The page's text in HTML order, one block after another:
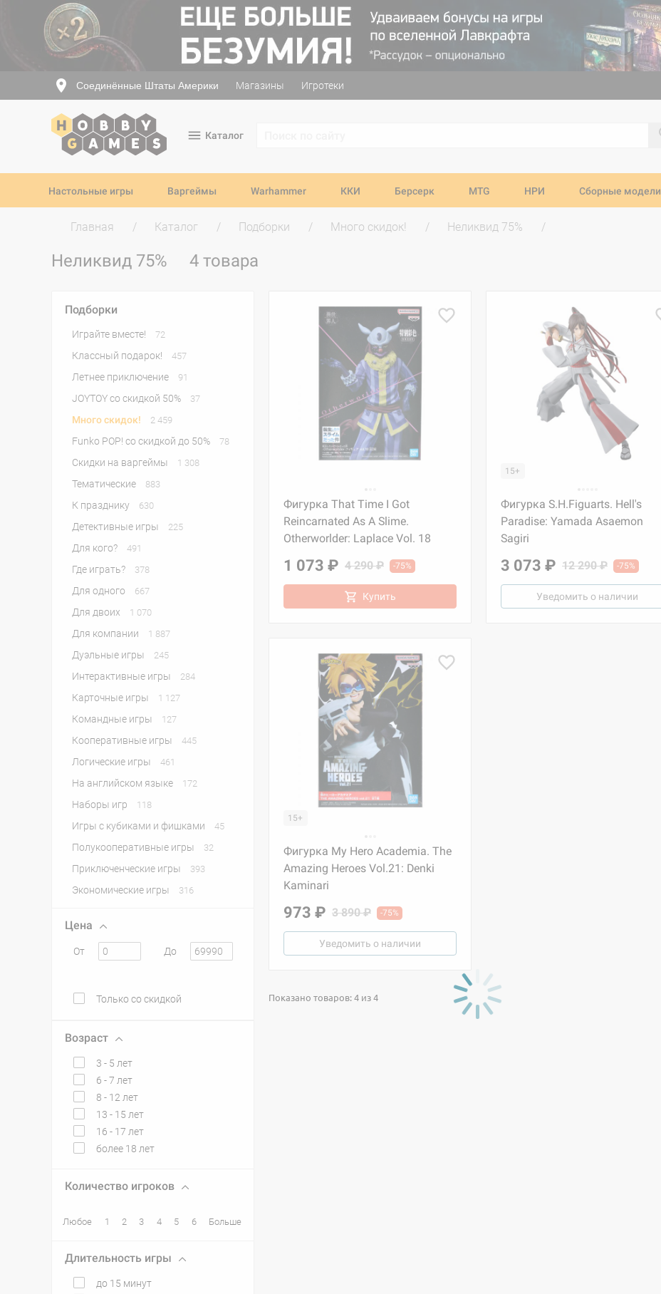
Соединённые Штаты Америки Магазины Игротеки
Каталог
Настольные игры Варгеймы Warhammer ККИ Берсерк MTG НРИ Сборные модели
Главная Каталог Подборки Много скидок! Неликвид 75%
Неликвид 75% 4 товара
Подборки
Играйте вместе! 72
Классный подарок! 457
Летнее приключение 91
JOYTOY со скидкой 50% 37
Много скидок! 2 459
Funko POP! со скидкой до 50% 78
Скидки на варгеймы 1 308
Тематические 883
К празднику 630
Детективные игры 225
Для кого? 491
Где играть? 378
Для одного 667
Для двоих 1 070
Для компании 1 887
Дуэльные игры 245
Интерактивные игры 284
Карточные игры 1 127
Командные игры 127
Кооперативные игры 445
Логические игры 461
На английском языке 172
Наборы игр 118
Игры с кубиками и фишками 45
Полукооперативные игры 32
Приключенческие игры 393
Экономические игры 316
Цена
От До
Только со скидкой
Возраст
3 - 5 лет
6 - 7 лет
8 - 12 лет
13 - 15 лет
16 - 17 лет
более 18 лет
Количество игроков
Любое 1 2 3 4 5 6 Больше
Длительность игры
до 15 минут
Фигурка That Time I Got
Reincarnated As A Slime.
Otherworlder: Laplace Vol. 18
1 073 ₽ 4 290 ₽ -75%
Купить
15+
Фигурка S.H.Figuarts. Hell's
Paradise: Yamada Asaemon
Sagiri
3 073 ₽ 12 290 ₽ -75%
Уведомить о наличии
15+
Фигурка My Hero Academia. The
Amazing Heroes Vol.21: Denki
Kaminari
973 ₽ 3 890 ₽ -75%
Уведомить о наличии
Показано товаров: 4 из 4